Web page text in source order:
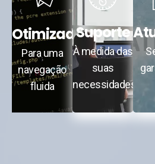
Otimizadas
Para uma
navegação
fluida
Suporte
À medida das
suas
necessidades